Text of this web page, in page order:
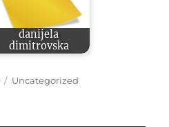
danijela
dimitrovska
Categories
Uncategorized